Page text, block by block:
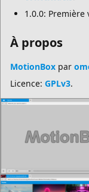
1.0.0: Première
À propos
MotionBox par
Licence: GPLv3.